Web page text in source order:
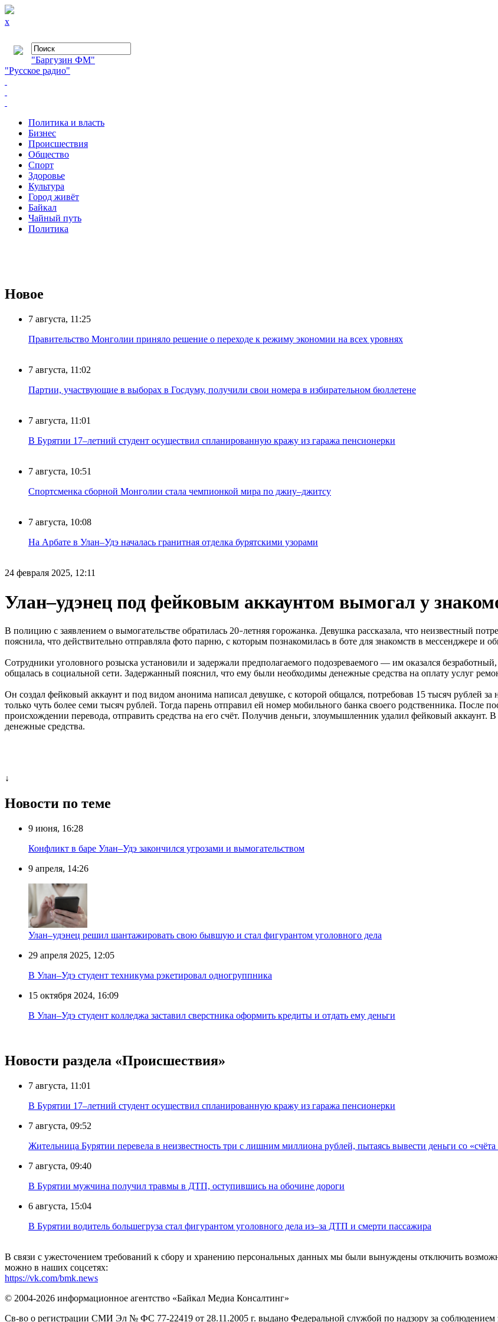
x
"Баргузин ФМ"
"Русское радио"
Политика и власть
Бизнес
Происшествия
Общество
Cпорт
Здоровье
Культура
Город живёт
Байкал
Чайный путь
Политика
Новое
7 августа, 11:25
Правительство Монголии приняло решение о переходе к режиму экономии на всех уровнях
7 августа, 11:02
Партии, участвующие в выборах в Госдуму, получили свои номера в избирательном бюллетене
7 августа, 11:01
В Бурятии 17–летний студент осуществил спланированную кражу из гаража пенсионерки
7 августа, 10:51
Спортсменка сборной Монголии стала чемпионкой мира по джиу–джитсу
7 августа, 10:08
На Арбате в Улан–Удэ началась гранитная отделка бурятскими узорами
24 февраля 2025, 12:11
Улан–удэнец под фейковым аккаунтом вымогал у
В полицию с заявлением о вымогательстве обратилась 20–летняя горожанка. Девушка рассказала, что неизвестный
пояснила, что действительно отправляла фото парню, с которым познакомилась в боте для знакомств в мессенджере и
Сотрудники уголовного розыска установили и задержали предполагаемого подозреваемого — им оказался
общалась в социальной сети. Задержанный пояснил, что ему были необходимы денежные средства на оплату услуг
Он создал фейковый аккаунт и под видом анонима написал девушке, с которой общался, потребовав 15 тысяч рублей за
только чуть более семи тысяч рублей. Тогда парень отправил ей номер мобильного банка своего родственника. После
происхождении перевода, отправить средства на его счёт. Получив деньги, злоумышленник удалил фейковый аккаунт.
денежные средства.
↓
Новости по теме
9 июня, 16:28
Конфликт в баре Улан–Удэ закончился угрозами и вымогательством
9 апреля, 14:26
Улан–удэнец решил шантажировать свою бывшую и стал фигурантом уголовного дела
29 апреля 2025, 12:05
В Улан–Удэ студент техникума рэкетировал одногруппника
15 октября 2024, 16:09
В Улан–Удэ студент колледжа заставил сверстника оформить кредиты и отдать ему деньги
Новости раздела «Происшествия»
7 августа, 11:01
В Бурятии 17–летний студент осуществил спланированную кражу из гаража пенсионерки
7 августа, 09:52
Жительница Бурятии перевела в неизвестность три с лишним миллиона рублей, пытаясь вывести деньги со
7 августа, 09:40
В Бурятии мужчина получил травмы в ДТП, оступившись на обочине дороги
6 августа, 15:04
В Бурятии водитель большегруза стал фигурантом уголовного дела из–за ДТП и смерти пассажира
В связи с ужесточением требований к сбору и хранению персональных данных мы были вынуждены отключить
можно в наших соцсетях:
https://vk.com/bmk.news
© 2004-2026 информационное агентство «Байкал Медиа Консалтинг»
Св-во о регистрации СМИ Эл № ФС 77-22419 от 28.11.2005 г. выдано Федеральной службой по надзору за соблюдением